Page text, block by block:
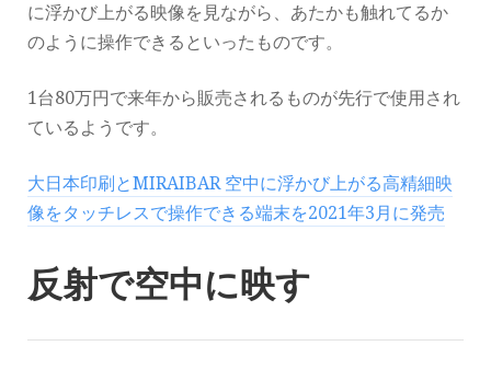
に浮かび上がる映像を見ながら、あたかも触れてるか
のように操作できるといったものです。
1台80万円で来年から販売されるものが先行で使用され
ているようです。
大日本印刷とMIRAIBAR 空中に浮かび上がる高精細映
像をタッチレスで操作できる端末を2021年3月に発売
反射で空中に映す